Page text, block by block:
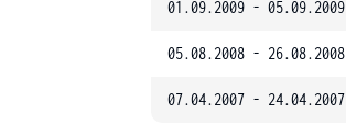
01.09.2009 - 05.09.2009
05.08.2008 - 26.08.2008
07.04.2007 - 24.04.2007